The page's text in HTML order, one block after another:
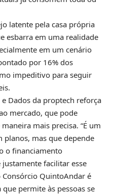
latente pela casa própria
esbarra em uma realidade
em um cenário
por 16% dos
impeditivo para seguir
Dados da proptech reforça
mercado, que pode
mais precisa. “É um
planos, mas que depende
o financiamento
facilitar esse
QuintoAndar é
permite às pessoas se